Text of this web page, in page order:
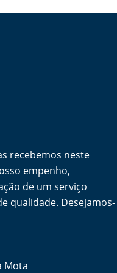
recebemos neste
empenho,
de um serviço
qualidade. Desejamos-
Mota